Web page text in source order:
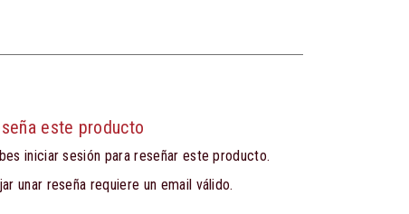
este producto
iniciar sesión para reseñar este producto.
unar reseña requiere un email válido.